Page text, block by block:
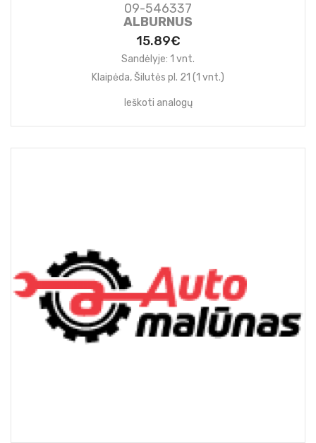
09-546337
ALBURNUS
15.89€
Sandėlyje: 1 vnt.
Klaipėda, Šilutės pl. 21 (1 vnt.)
Ieškoti analogų